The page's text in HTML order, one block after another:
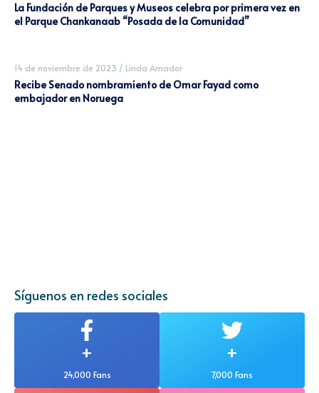
La Fundación de Parques y Museos celebra por primera vez en
el Parque Chankanaab “Posada de la Comunidad”
14 de noviembre de 2023 / Linda Amador
Recibe Senado nombramiento de Omar Fayad como
embajador en Noruega
Síguenos en redes sociales
+
24,000 Fans
+
7,000 Fans